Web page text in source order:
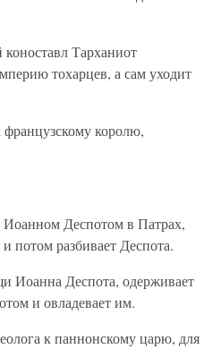
Тарханиот
тохарцев, а сам уходит
французскому королю,
Деспотом в Патрах,
потом разбивает Деспота.
Иоанна Деспота, одерживает
и овладевает им.
к паннонскому царю, для